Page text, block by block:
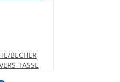
BECHER
TASSE